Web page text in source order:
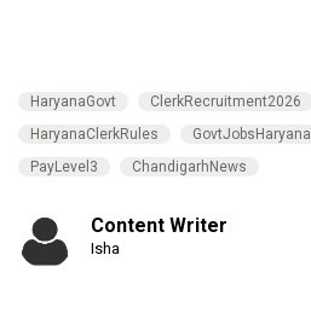
HaryanaGovt ClerkRecruitment2026
HaryanaClerkRules
GovtJobsHaryana
PayLevel3
ChandigarhNews
Content Writer
Isha